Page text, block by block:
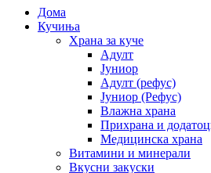
Дома
Кучиња
Храна за куче
Адулт
Јуниор
Адулт (рефус)
Јуниор (Рефус)
Влажна храна
Прихрана и
Медицинска храна
Витамини и минерали
Вкусни закуски